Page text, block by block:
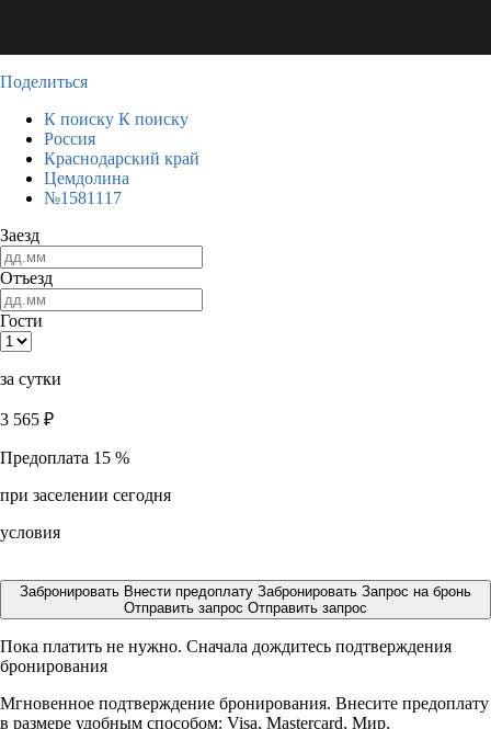
Поделиться
К поиску К поиску
Россия
Краснодарский край
Цемдолина
№1581117
Заезд
Отъезд
Гости
за сутки
3 565 ₽
Предоплата 15 %
при заселении сегодня
условия
Забронировать Внести предоплату Забронировать Запрос на бронь
Отправить запрос Отправить запрос
Пока платить не нужно. Сначала дождитесь подтверждения
бронирования
Мгновенное подтверждение бронирования. Внесите предоплату
в размере удобным способом: Visa, Mastercard, Мир,